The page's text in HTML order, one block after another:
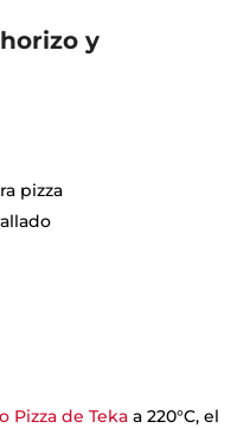
y
pizza
Pizza de Teka a 220°C, el